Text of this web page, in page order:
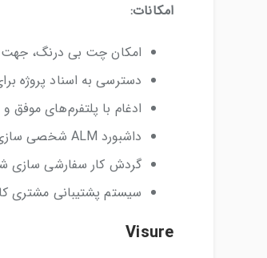
امکانات:
امکان چت بی درنگ، جهت
دسترسی به اسناد پروژه
ادغام با پلتفرم‌های موفق
داشبورد ALM شخصی سازی شده
گردش کار سفارشی سازی
سیستم پشتیبانی مشتری
Visure